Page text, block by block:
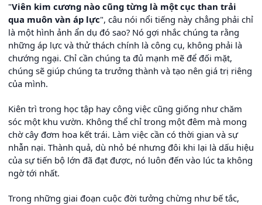
"Viên kim cương nào cũng từng là một cục than trải
qua muôn vàn áp lực", câu nói nổi tiếng này chẳng phải chỉ
là một hình ảnh ẩn dụ đó sao? Nó gợi nhắc chúng ta rằng
những áp lực và thử thách chính là công cụ, không phải là
chướng ngại. Chỉ cần chúng ta đủ mạnh mẽ để đối mặt,
chúng sẽ giúp chúng ta trưởng thành và tạo nên giá trị riêng
của mình.
Kiên trì trong học tập hay công việc cũng giống như chăm
sóc một khu vườn. Không thể chỉ trong một đêm mà mong
chờ cây đơm hoa kết trái. Làm việc cần có thời gian và sự
nhẫn nại. Thành quả, dù nhỏ bé nhưng đôi khi lại là dấu hiệu
của sự tiến bộ lớn đã đạt được, nó luôn đến vào lúc ta không
ngờ tới nhất.
Trong những giai đoạn cuộc đời tưởng chừng như bế tắc,